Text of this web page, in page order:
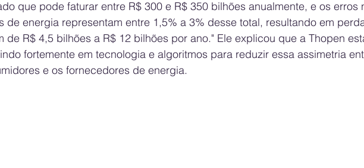
que pode faturar entre R$ 300 e R$ 350 bilhões anualmente, e os erros
de energia representam entre 1,5% a 3% desse total, resultando em
de R$ 4,5 bilhões a R$ 12 bilhões por ano." Ele explicou que a Thopen
fortemente em tecnologia e algoritmos para reduzir essa assimetria
e os fornecedores de energia.